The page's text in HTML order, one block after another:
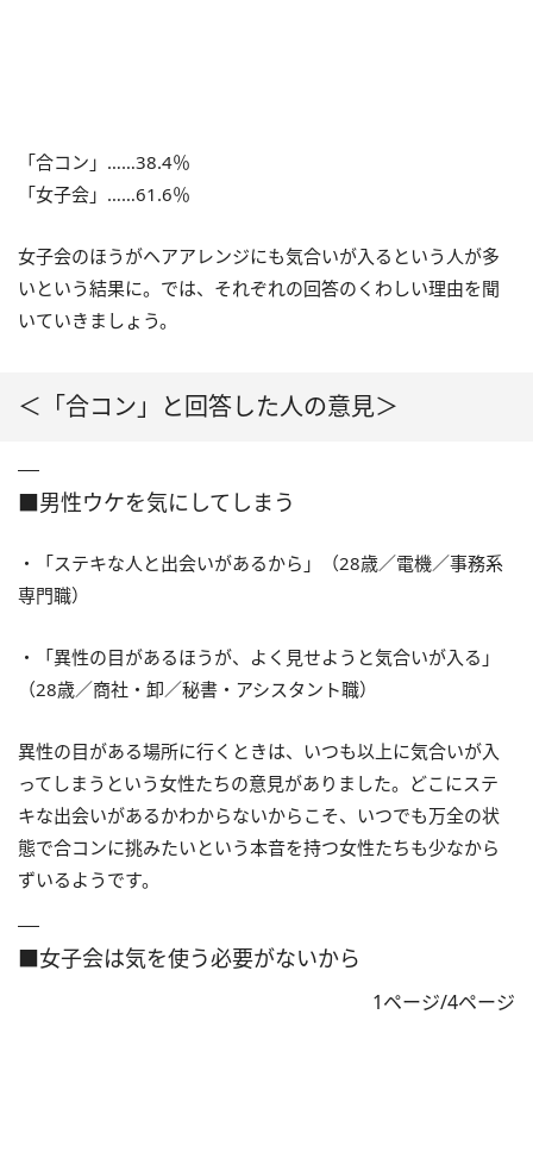
「合コン」……38.4％
「女子会」……61.6％
女子会のほうがヘアアレンジにも気合いが入るという人が多
いという結果に。では、それぞれの回答のくわしい理由を聞
いていきましょう。
＜「合コン」と回答した人の意見＞
■男性ウケを気にしてしまう
・「ステキな人と出会いがあるから」（28歳／電機／事務系
専門職）
・「異性の目があるほうが、よく見せようと気合いが入る」
（28歳／商社・卸／秘書・アシスタント職）
異性の目がある場所に行くときは、いつも以上に気合いが入
ってしまうという女性たちの意見がありました。どこにステ
キな出会いがあるかわからないからこそ、いつでも万全の状
態で合コンに挑みたいという本音を持つ女性たちも少なから
ずいるようです。
■女子会は気を使う必要がないから
1ページ/4ページ